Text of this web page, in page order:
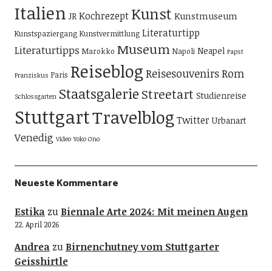
Italien JR Kochrezept Kunst Kunstmuseum
Kunstspaziergang Kunstvermittlung Literaturtipp
Literaturtipps Marokko Museum Napoli Neapel Papst
Franziskus Paris Reiseblog ReisesouvenirsRom
Schlossgarten Staatsgalerie Streetart Studienreise
StuttgartTravelblog Twitter Urbanart
Venedig Video Yoko Ono
Neueste Kommentare
Estikazu Biennale Arte 2024: Mit meinen Augen
22. April 2026
Andreazu Birnenchutney vom Stuttgarter
Geisshirtle